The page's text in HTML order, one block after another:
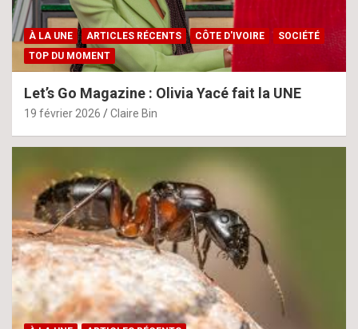
À LA UNE ARTICLES RÉCENTS CÔTE D'IVOIRE
SOCIÉTÉ
TOP DU MOMENT
Let’s Go Magazine : Olivia Yacé fait la UNE
19 février 2026 Claire Bin